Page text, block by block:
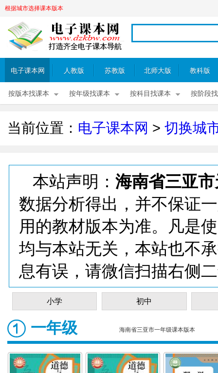
根据城市选择课本版本
电子课本网 人教版 苏教版 北师大版 教科版
按版本找课本 按年级找课本 按科目找课本 按阶段
当前位置： 电子课本网 > 切换城
本站声明： 海南省三亚
数据分析得出，并不保证
用的教材版本为准。凡是
均与本站无关，本站也不
息有误，请微信扫描右侧
小学 初中
一年级 海南省三亚市一年级课本版本